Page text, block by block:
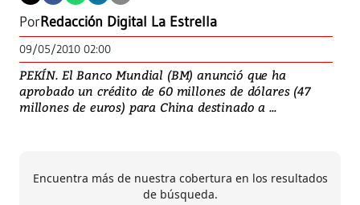
PorRedacción Digital La Estrella
09/05/2010 02:00
PEKÍN. El Banco Mundial (BM) anunció que ha
aprobado un crédito de 60 millones de dólares (47
millones de euros) para China destinado a ...
Encuentra más de nuestra cobertura en los resultados
de búsqueda.